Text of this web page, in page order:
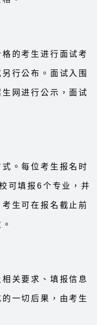
的考生进行面试考
行公布。面试入围
网进行公示，面试
。每位考生报名时
可填报6个专业，并
生可在报名截止前
关要求、填报信息
一切后果，由考生